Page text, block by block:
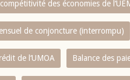
des économies de
de conjoncture (interrompu)
de l‘UMOA Balance des